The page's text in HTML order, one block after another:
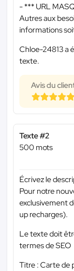
-*** URL
Autres aux
informations
Chloe-24813 a
texte.
Avis du
Texte #2
500 mots
Écrivez le
Pour notre
exclusivement
up recharges).
Le texte doit
termes de SEO
Titre : Carte de